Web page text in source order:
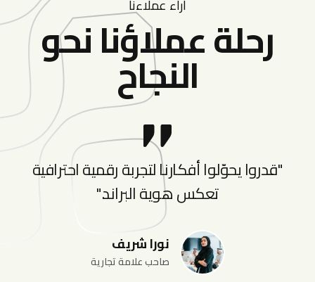
الهوية والعلامة التجارية
Zone Lift
هوية العلامة التجارية
سوقنا
تطوير البرمجيات المخصصة
اراء عملاءنا
رحلة عملاؤنا نحو
النجاح
"قدروا يحوّلوا أفكارنا لتجربة رقمية احترافية
تعكس هوية البراند."
نورا شريف
صاحب علامة تجارية